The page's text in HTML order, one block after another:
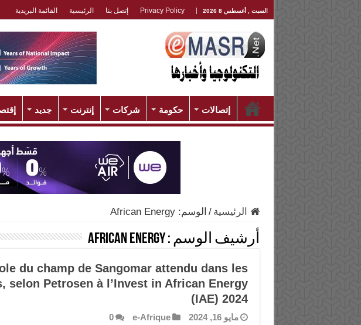
السبت , أغسطس 8 2026 Privacy Policy إتصل بنا الرئيسية القائمة البريدية
إتصالات حكومة شركات إنترنت جديد
الرئيسية / الوسم:African Energy
أرشيف الوسم :African Energy
du champ de Sangomar attendu dans les
selon Petrosen à l’Invest in African Energy
(IAE) 2024
مايو 16, 2024 e-Afrique
0